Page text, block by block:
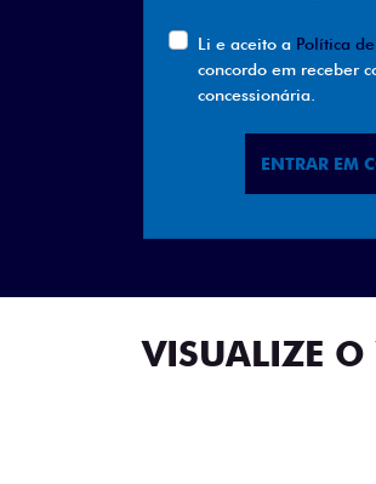
Li e aceito a Política
concordo em receber
concessionária.
ENTRAR EM
VISUALIZE O